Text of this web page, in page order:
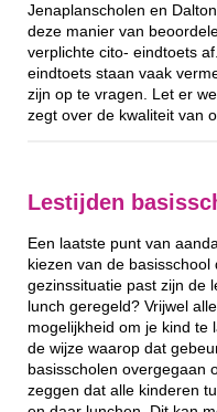
Jenaplanscholen en
deze manier van
verplichte cito- eindtoets
eindtoets staan vaak
zijn op te vragen. Let er
zegt over de kwaliteit van
Lestijden
Een laatste punt van
kiezen van de
gezinssituatie past zijn de
lunch geregeld? Vrijwel
mogelijkheid om je kind te
de wijze waarop dat
basisscholen overgegaan
zeggen dat alle kinderen